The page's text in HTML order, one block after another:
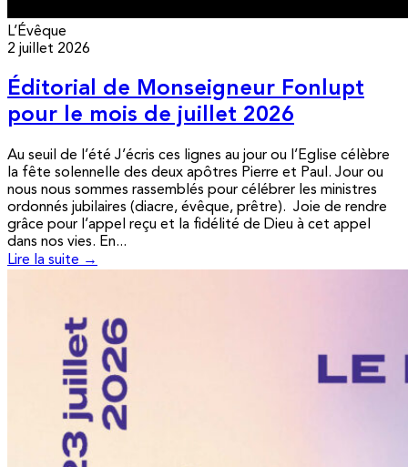
L’Évêque
2 juillet 2026
Éditorial de Monseigneur Fonlupt
pour le mois de juillet 2026
Au seuil de l’été J’écris ces lignes au jour ou l’Eglise célèbre
la fête solennelle des deux apôtres Pierre et Paul. Jour ou
nous nous sommes rassemblés pour célébrer les ministres
ordonnés jubilaires (diacre, évêque, prêtre). Joie de rendre
grâce pour l’appel reçu et la fidélité de Dieu à cet appel
dans nos vies. En...
Lire la suite →